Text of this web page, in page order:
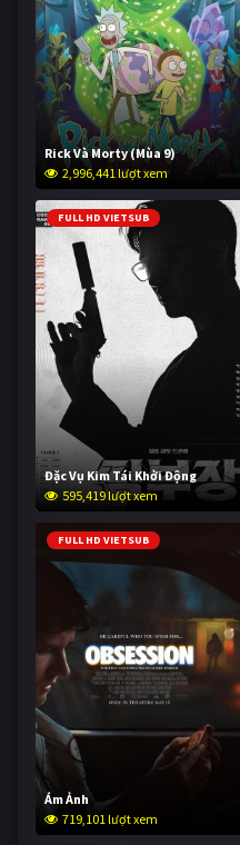
Rick Và Morty (Mùa 9)
2,996,441 lượt xem
FULL HD VIETSUB
Đặc Vụ Kim Tái Khởi Động
595,419 lượt xem
FULL HD VIETSUB
Ám Ảnh
719,101 lượt xem